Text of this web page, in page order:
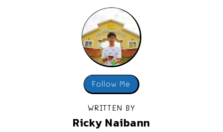
Follow Me
WRITTEN BY
Ricky Naibann